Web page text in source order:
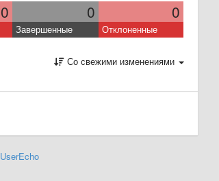
0 0 0
Завершенные Отклоненные
Со свежими изменениями
UserEcho